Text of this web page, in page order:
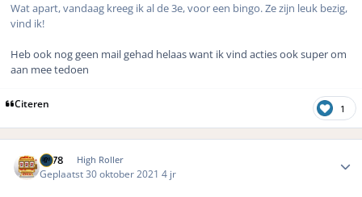
Wat apart, vandaag kreeg ik al de 3e, voor een bingo. Ze zijn leuk bezig,
vind ik!
Heb ook nog geen mail gehad helaas want ik vind acties ook super om
aan mee tedoen
Citeren 1
TV78 High Roller
Geplaatst 30 oktober 20214 jr